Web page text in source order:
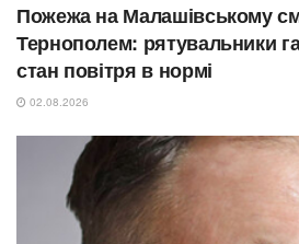
Пожежа на Малашівському
Тернополем: рятувальники
стан повітря в нормі
02.08.2026